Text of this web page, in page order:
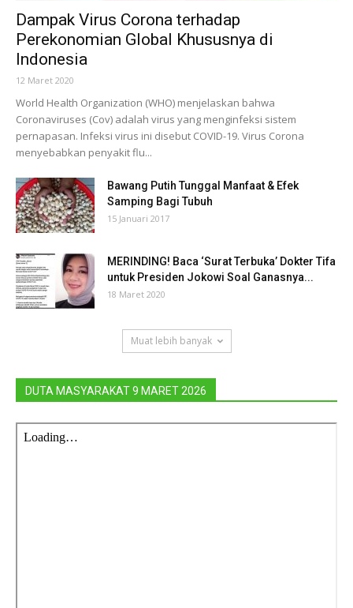
Dampak Virus Corona terhadap
Perekonomian Global Khususnya di
Indonesia
12 Maret 2020
World Health Organization (WHO) menjelaskan bahwa
Coronaviruses (Cov) adalah virus yang menginfeksi sistem
pernapasan. Infeksi virus ini disebut COVID-19. Virus Corona
menyebabkan penyakit flu...
Bawang Putih Tunggal Manfaat & Efek
Samping Bagi Tubuh
15 Januari 2017
MERINDING! Baca ‘Surat Terbuka’ Dokter Tifa
untuk Presiden Jokowi Soal Ganasnya...
18 Maret 2020
Muat lebih banyak
DUTA MASYARAKAT 9 MARET 2026